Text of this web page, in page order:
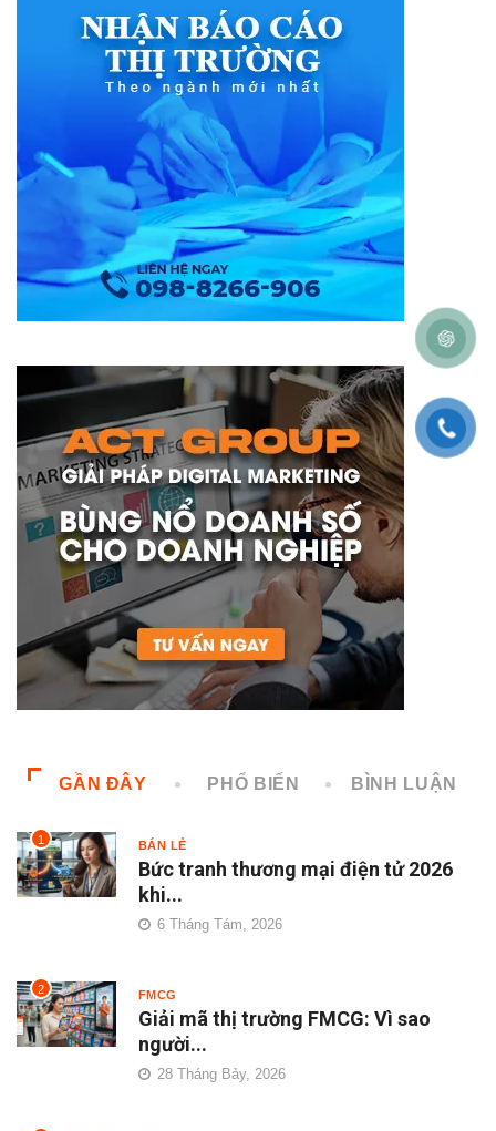
GẦN ĐÂY PHỔ BIẾN BÌNH LUẬN
1 BÁN LẺ
Bức tranh thương mại điện tử 2026
khi...
6 Tháng Tám, 2026
2 FMCG
Giải mã thị trường FMCG: Vì sao
người...
28 Tháng Bảy, 2026